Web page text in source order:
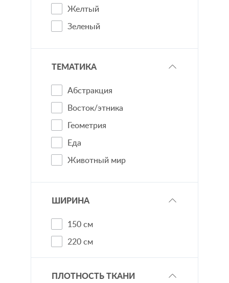
Желтый
Зеленый
Красный
Розовый
Серый
Синий
Фиолетовый
Черный
ТЕМАТИКА
Абстракция
Восток/этника
Геометрия
Еда
Животный мир
Космос
Морская тематика
Однотонный
ШИРИНА
150 см
220 см
ПЛОТНОСТЬ ТКАНИ